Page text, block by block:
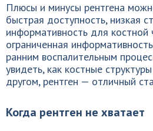
Плюсы и минусы рентгена
быстрая доступность, низкая
информативность для костной
ограниченная
ранним воспалительным
увидеть, как костные
другом, рентген — отличный
Когда рентген не хватает